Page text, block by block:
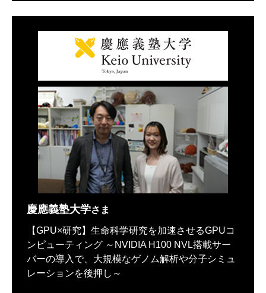
慶應義塾大学さま
【GPU×研究】生命科学研究を加速させるGPUコ
ンピューティング ～NVIDIA H100 NVL搭載サー
バーの導入で、大規模なゲノム解析や分子シミュ
レーションを後押し～